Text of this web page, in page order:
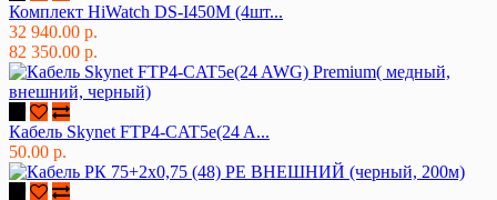
Комплект HiWatch DS-I450M (4шт...
32 940.00 р.
82 350.00 р.
Кабель Skynet FTP4-CAT5e(24 A...
50.00 р.